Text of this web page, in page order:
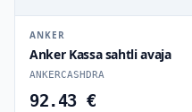
ANKER
Anker Kassa sahtli avaja
ANKERCASHDRA
92.43 €